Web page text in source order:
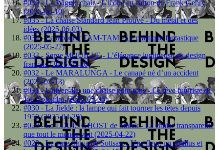
#036 - La Wiggle chair - L'icône en carton de Frank Gehry
(2025-06-10)
#035 - La chaise Standard Jean Prouvé - Du métal et des
idées (2025-06-03)
#034 - Le tabouret TAM-TAM - Le plastique fantastique
(2025-05-27)
#033 - Serge MOUILLE - L’élégance lumineuse du design
français (2025-05-20)
#032 - Le MARALUNGA - Le canapé né d’un accident
(2025-05-13)
#031 - Universale, une chaise pour tous - Le rêve futuriste de
Joe Colombo (2025-05-06)
#030 - La Jieldé : la lampe qui fait tourner les têtes depuis
1950 (2025-04-29)
#029 - La LOUIS GHOST de Starck - La chaise transparente
que tout le monde voit (2025-04-22)
#028 - Le vase Shiva de Sottsass : Une fleur, un phallus et